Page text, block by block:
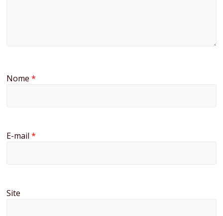
Nome*
E-mail*
Site